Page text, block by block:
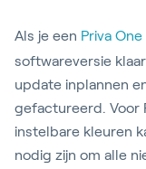
Als je een Priva One
softwareversie
update inplannen
gefactureerd.​​ Voor
instelbare kleuren
nodig zijn om alle